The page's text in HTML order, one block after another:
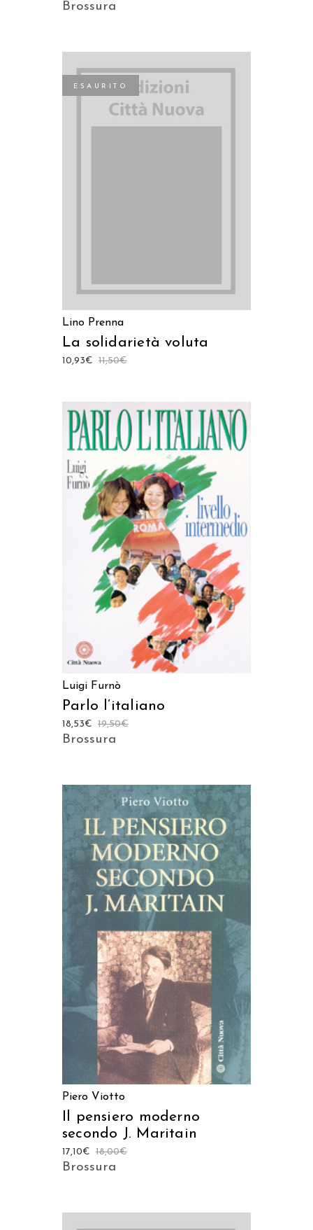
Brossura
ESAURITO
Lino Prenna
La solidarietà voluta
11,50€
10,93€
AGGIUNGI AL CARRELLO
Luigi Furnò
Parlo l’italiano
19,50€
18,53€
Brossura
AGGIUNGI AL CARRELLO
Piero Viotto
Il pensiero moderno
secondo J. Maritain
18,00€
17,10€
Brossura